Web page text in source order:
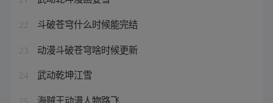
22 斗破苍穹什么时候能完结
23 动漫斗破苍穹啥时候更新
24 武动乾坤江雪
25 海贼王动漫人物路飞